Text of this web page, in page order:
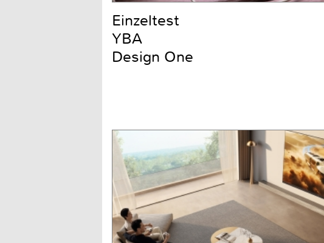
Einzeltest
YBA
Design One